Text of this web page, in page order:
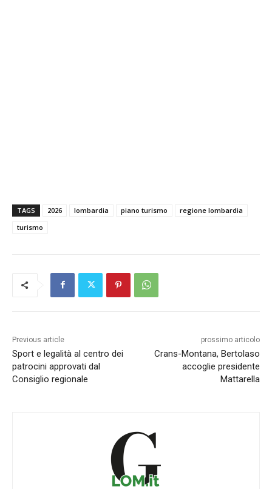
TAGS 2026 lombardia piano turismo
regione lombardia
turismo
Previous article
Sport e legalità al centro dei
patrocini approvati dal
Consiglio regionale
prossimo articolo
Crans-Montana, Bertolaso
accoglie presidente
Mattarella